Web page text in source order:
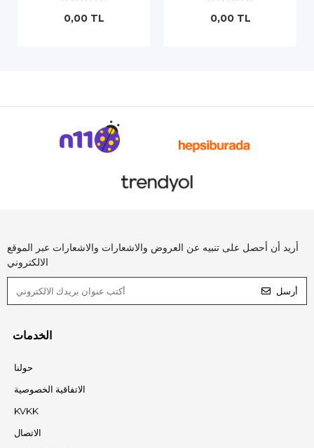
0,00 TL 0,00 TL
أريد أن أحصل على تنبيه عن العروض والاشعارات والاشعارات عبر الموقع
الالكتروني
أرسل
الخدمات
حولنا
الاتفاقية الخصوصية
KVKK
الاتصال